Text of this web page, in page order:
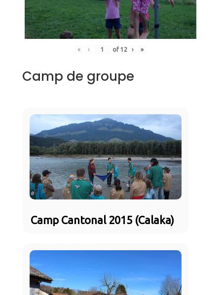
« ‹ of 12 › »
Camp de groupe
Camp Cantonal 2015 (Calaka)